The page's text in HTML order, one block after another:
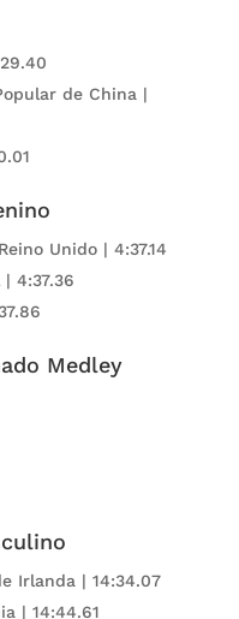
de China |
Unido | 4:37.14
4:37.36
Medley
Irlanda | 14:34.07
| 14:44.61